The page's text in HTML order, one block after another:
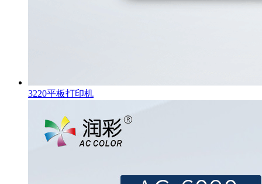
3220平板打印机